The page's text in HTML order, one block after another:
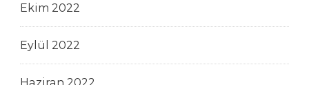
Ekim 2022
Eylül 2022
Haziran 2022